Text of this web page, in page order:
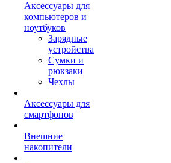
Аксессуары для
компьютеров и
ноутбуков
Зарядные
устройства
Сумки и
рюкзаки
Чехлы
Аксессуары для
смартфонов
Внешние
накопители